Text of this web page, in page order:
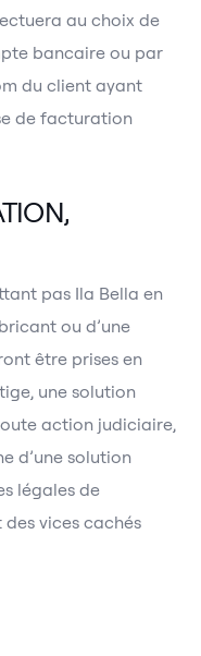
au choix de
bancaire ou par
du client ayant
de facturation
pas Ila Bella en
ou d’une
être prises en
une solution
action judiciaire,
d’une solution
légales de
vices cachés